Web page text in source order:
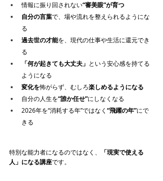
情報に振り回されない“審美眼”が育つ
自分の言葉で、場や流れを整えられるようにな
る
過去世の才能を、現代の仕事や生活に還元でき
る
「何が起きても大丈夫」 という安心感を持てる
ようになる
変化を怖がらず、むしろ楽しめるようになる
自分の人生を“誰か任せ”にしなくなる
2026年を“消耗する年”ではなく “飛躍の年”にで
きる
特別な能力者になるのではなく、
「現実で使える
人」になる講座です。